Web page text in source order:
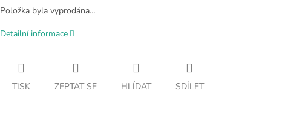
Položka byla vyprodána…
Detailní informace
TISK ZEPTAT SE HLÍDAT SDÍLET